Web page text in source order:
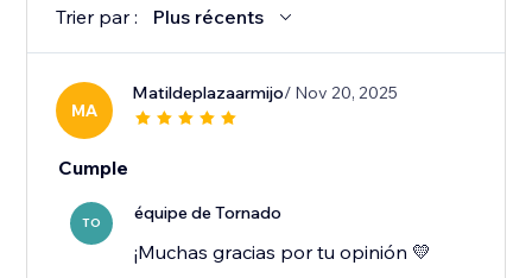
Trier par : Plus récents
MA
Matildeplazaarmijo/ Nov 20, 2025
Cumple
TO équipe de Tornado
¡Muchas gracias por tu opinión 💛